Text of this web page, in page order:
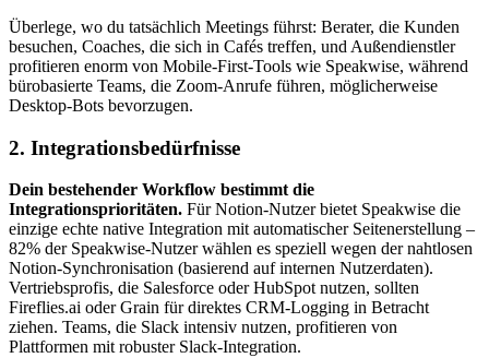
Überlege, wo du tatsächlich Meetings führst: Berater, die Kunden
besuchen, Coaches, die sich in Cafés treffen, und Außendienstler
profitieren enorm von Mobile-First-Tools wie Speakwise, während
bürobasierte Teams, die Zoom-Anrufe führen, möglicherweise
Desktop-Bots bevorzugen.
2. Integrationsbedürfnisse
Dein bestehender Workflow bestimmt die
Integrationsprioritäten. Für Notion-Nutzer bietet Speakwise die
einzige echte native Integration mit automatischer Seitenerstellung –
82% der Speakwise-Nutzer wählen es speziell wegen der nahtlosen
Notion-Synchronisation (basierend auf internen Nutzerdaten).
Vertriebsprofis, die Salesforce oder HubSpot nutzen, sollten
Fireflies.ai oder Grain für direktes CRM-Logging in Betracht
ziehen. Teams, die Slack intensiv nutzen, profitieren von
Plattformen mit robuster Slack-Integration.